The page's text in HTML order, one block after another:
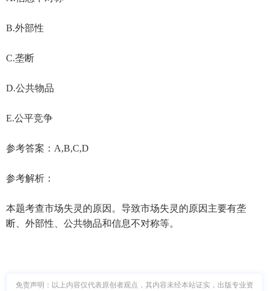
B.外部性
C.垄断
D.公共物品
E.公平竞争
参考答案：A,B,C,D
参考解析：
本题考查市场失灵的原因。导致市场失灵的原因主要有垄
断、外部性、公共物品和信息不对称等。
免责声明： 以上内容仅代表原创者观点，其内容未经本站证实，出版专业资